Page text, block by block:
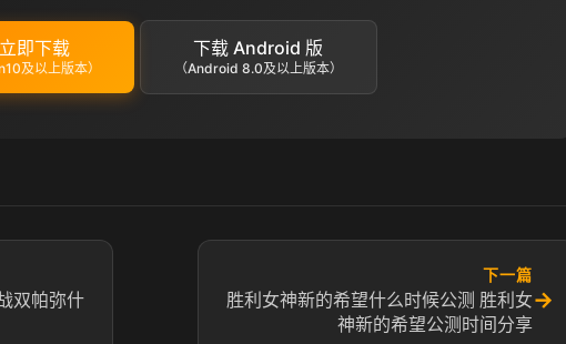
立即下载
及以上版本）
下载 Android 版
（Android 8.0及以上版本）
双帕弥什
下一篇
胜利女神新的希望什么时候公测 胜利女
神新的希望公测时间分享
→